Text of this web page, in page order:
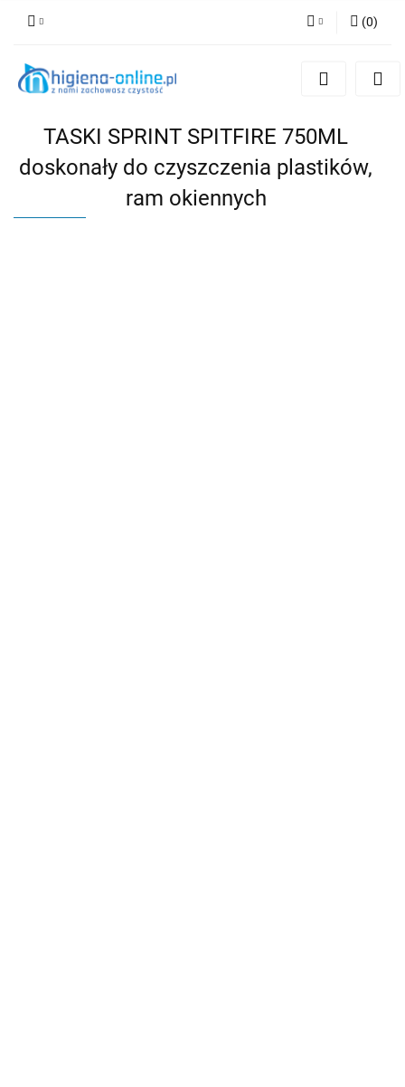
Zaloguj się
(0)
TASKI SPRINT SPITFIRE 750ML
doskonały do czyszczenia plastików,
ram okiennych